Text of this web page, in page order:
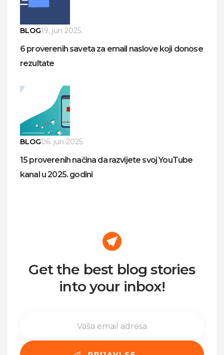
BLOG19. jun 2025.
6 proverenih saveta za email naslove koji donose
rezultate
BLOG06. jun 2025.
15 proverenih načina da razvijete svoj YouTube
kanal u 2025. godini
Get the best blog stories
into your inbox!